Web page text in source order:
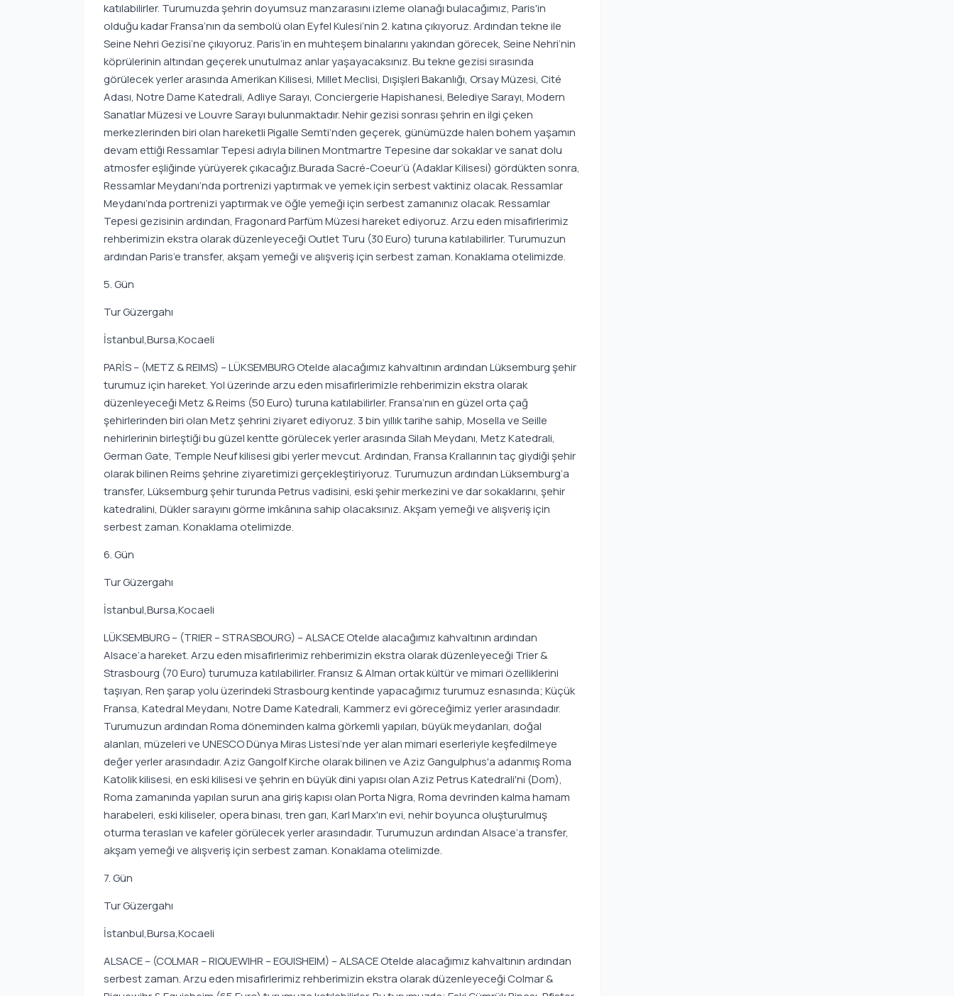
katılabilirler. Turumuzda şehrin doyumsuz manzarasını izleme olanağı bulacağımız, Paris'in
olduğu kadar Fransa’nın da sembolü olan Eyfel Kulesi’nin 2. katına çıkıyoruz. Ardından tekne ile
Seine Nehri Gezisi’ne çıkıyoruz. Paris’in en muhteşem binalarını yakından görecek, Seine Nehri’nin
köprülerinin altından geçerek unutulmaz anlar yaşayacaksınız. Bu tekne gezisi sırasında
görülecek yerler arasında Amerikan Kilisesi, Millet Meclisi, Dışişleri Bakanlığı, Orsay Müzesi, Cité
Adası, Notre Dame Katedrali, Adliye Sarayı, Conciergerie Hapishanesi, Belediye Sarayı, Modern
Sanatlar Müzesi ve Louvre Sarayı bulunmaktadır. Nehir gezisi sonrası şehrin en ilgi çeken
merkezlerinden biri olan hareketli Pigalle Semti’nden geçerek, günümüzde halen bohem yaşamın
devam ettiği Ressamlar Tepesi adıyla bilinen Montmartre Tepesine dar sokaklar ve sanat dolu
atmosfer eşliğinde yürüyerek çıkacağız.Burada Sacré-Coeur’ü (Adaklar Kilisesi) gördükten sonra,
Ressamlar Meydanı’nda portrenizi yaptırmak ve yemek için serbest vaktiniz olacak. Ressamlar
Meydanı’nda portrenizi yaptırmak ve öğle yemeği için serbest zamanınız olacak. Ressamlar
Tepesi gezisinin ardından, Fragonard Parfüm Müzesi hareket ediyoruz. Arzu eden misafirlerimiz
rehberimizin ekstra olarak düzenleyeceği Outlet Turu (30 Euro) turuna katılabilirler. Turumuzun
ardından Paris’e transfer, akşam yemeği ve alışveriş için serbest zaman. Konaklama otelimizde.
5. Gün
Tur Güzergahı
İstanbul,Bursa,Kocaeli
PARİS – (METZ & REIMS) – LÜKSEMBURG Otelde alacağımız kahvaltının ardından Lüksemburg şehir
turumuz için hareket. Yol üzerinde arzu eden misafirlerimizle rehberimizin ekstra olarak
düzenleyeceği Metz & Reims (50 Euro) turuna katılabilirler. Fransa’nın en güzel orta çağ
şehirlerinden biri olan Metz şehrini ziyaret ediyoruz. 3 bin yıllık tarihe sahip, Mosella ve Seille
nehirlerinin birleştiği bu güzel kentte görülecek yerler arasında Silah Meydanı, Metz Katedrali,
German Gate, Temple Neuf kilisesi gibi yerler mevcut. Ardından, Fransa Krallarının taç giydiği şehir
olarak bilinen Reims şehrine ziyaretimizi gerçekleştiriyoruz. Turumuzun ardından Lüksemburg’a
transfer, Lüksemburg şehir turunda Petrus vadisini, eski şehir merkezini ve dar sokaklarını, şehir
katedralini, Dükler sarayını görme imkânına sahip olacaksınız. Akşam yemeği ve alışveriş için
serbest zaman. Konaklama otelimizde.
6. Gün
Tur Güzergahı
İstanbul,Bursa,Kocaeli
LÜKSEMBURG – (TRIER – STRASBOURG) – ALSACE Otelde alacağımız kahvaltının ardından
Alsace’a hareket. Arzu eden misafirlerimiz rehberimizin ekstra olarak düzenleyeceği Trier &
Strasbourg (70 Euro) turumuza katılabilirler. Fransız & Alman ortak kültür ve mimari özelliklerini
taşıyan, Ren şarap yolu üzerindeki Strasbourg kentinde yapacağımız turumuz esnasında; Küçük
Fransa, Katedral Meydanı, Notre Dame Katedrali, Kammerz evi göreceğimiz yerler arasındadır.
Turumuzun ardından Roma döneminden kalma görkemli yapıları, büyük meydanları, doğal
alanları, müzeleri ve UNESCO Dünya Miras Listesi’nde yer alan mimari eserleriyle keşfedilmeye
değer yerler arasındadır. Aziz Gangolf Kirche olarak bilinen ve Aziz Gangulphus'a adanmış Roma
Katolik kilisesi, en eski kilisesi ve şehrin en büyük dini yapısı olan Aziz Petrus Katedrali'ni (Dom),
Roma zamanında yapılan surun ana giriş kapısı olan Porta Nigra, Roma devrinden kalma hamam
harabeleri, eski kiliseler, opera binası, tren garı, Karl Marx'ın evi, nehir boyunca oluşturulmuş
oturma terasları ve kafeler görülecek yerler arasındadır. Turumuzun ardından Alsace’a transfer,
akşam yemeği ve alışveriş için serbest zaman. Konaklama otelimizde.
7. Gün
Tur Güzergahı
İstanbul,Bursa,Kocaeli
ALSACE – (COLMAR – RIQUEWIHR – EGUISHEIM) – ALSACE Otelde alacağımız kahvaltının ardından
serbest zaman. Arzu eden misafirlerimiz rehberimizin ekstra olarak düzenleyeceği Colmar &